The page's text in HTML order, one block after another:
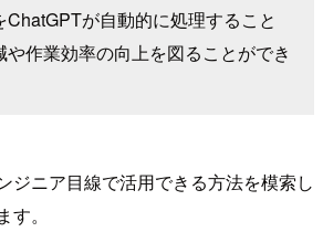
ChatGPTが自動的に処理すること
作業効率の向上を図ることができ
ジニア目線で活用できる方法を模索し
。